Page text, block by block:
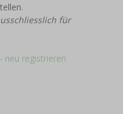
für
neu registrieren